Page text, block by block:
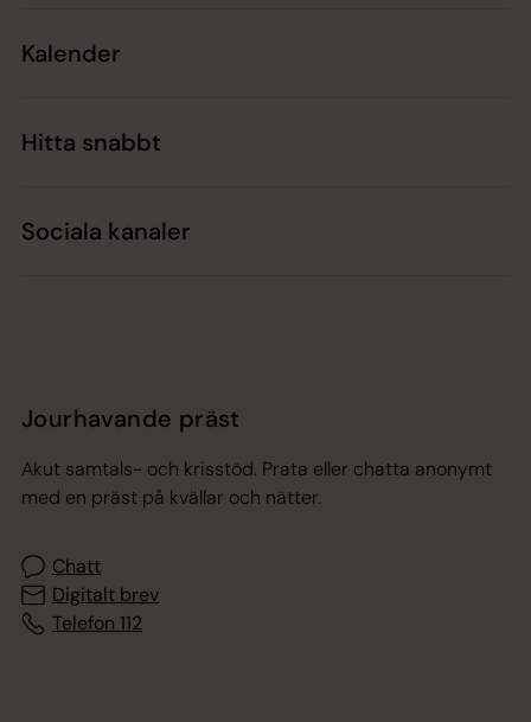
Kalender
Hitta snabbt
Sociala kanaler
Jourhavande präst
Akut samtals- och krisstöd. Prata eller chatta anonymt
med en präst på kvällar och nätter.
Chatt
Digitalt brev
Telefon 112